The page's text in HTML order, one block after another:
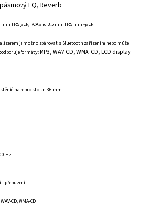
EQ, Reverb
TRS jack, RCA and 3.5 mm TRS mini-jack
je možno spárovat s Bluetooth zařízením nebo může
formáty:MP3, WAV-CD, WMA-CD, LCD display
na repro stojan 36 mm
Hz
i přebuzení
CD, WMA-CD